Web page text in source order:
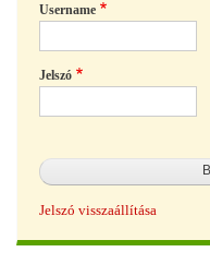
Username
Jelszó
Jelszó visszaállítása